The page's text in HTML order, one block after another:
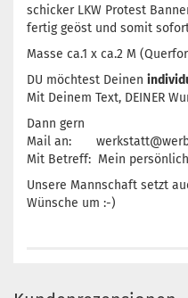
schicker LKW Protest Banner
fertig geöst und somit
Masse ca.1 x ca.2 M
DU möchtest Deinen
Mit Deinem Text, DEINER
Dann gern
Mail an:
Mit Betreff: Mein
Unsere Mannschaft setzt
Wünsche um :-)